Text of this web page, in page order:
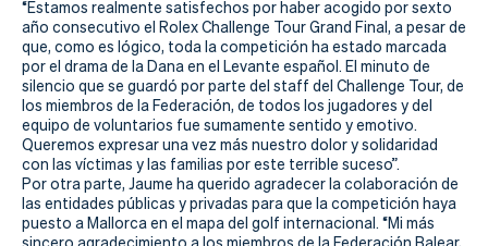
“Estamos realmente satisfechos por haber acogido por sexto
año consecutivo el Rolex Challenge Tour Grand Final, a pesar de
que, como es lógico, toda la competición ha estado marcada
por el drama de la Dana en el Levante español. El minuto de
silencio que se guardó por parte del staff del Challenge Tour, de
los miembros de la Federación, de todos los jugadores y del
equipo de voluntarios fue sumamente sentido y emotivo.
Queremos expresar una vez más nuestro dolor y solidaridad
con las víctimas y las familias por este terrible suceso”.
Por otra parte, Jaume ha querido agradecer la colaboración de
las entidades públicas y privadas para que la competición haya
puesto a Mallorca en el mapa del golf internacional. “Mi más